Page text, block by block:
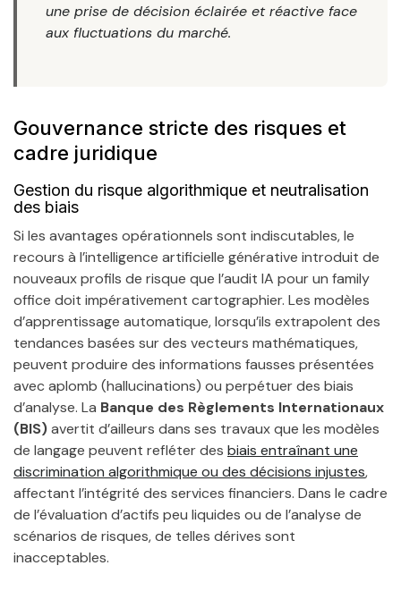
une prise de décision éclairée et réactive face
aux fluctuations du marché.
Gouvernance stricte des risques et
cadre juridique
Gestion du risque algorithmique et neutralisation
des biais
Si les avantages opérationnels sont indiscutables, le
recours à l’intelligence artificielle générative introduit de
nouveaux profils de risque que l’audit IA pour un family
office doit impérativement cartographier. Les modèles
d’apprentissage automatique, lorsqu’ils extrapolent des
tendances basées sur des vecteurs mathématiques,
peuvent produire des informations fausses présentées
avec aplomb (hallucinations) ou perpétuer des biais
d’analyse. La Banque des Règlements Internationaux
(BIS)avertit d’ailleurs dans ses travaux que les modèles
de langage peuvent refléter des biais entraînant une
discrimination algorithmique ou des décisions injustes,
affectant l’intégrité des services financiers. Dans le cadre
de l’évaluation d’actifs peu liquides ou de l’analyse de
scénarios de risques, de telles dérives sont
inacceptables.